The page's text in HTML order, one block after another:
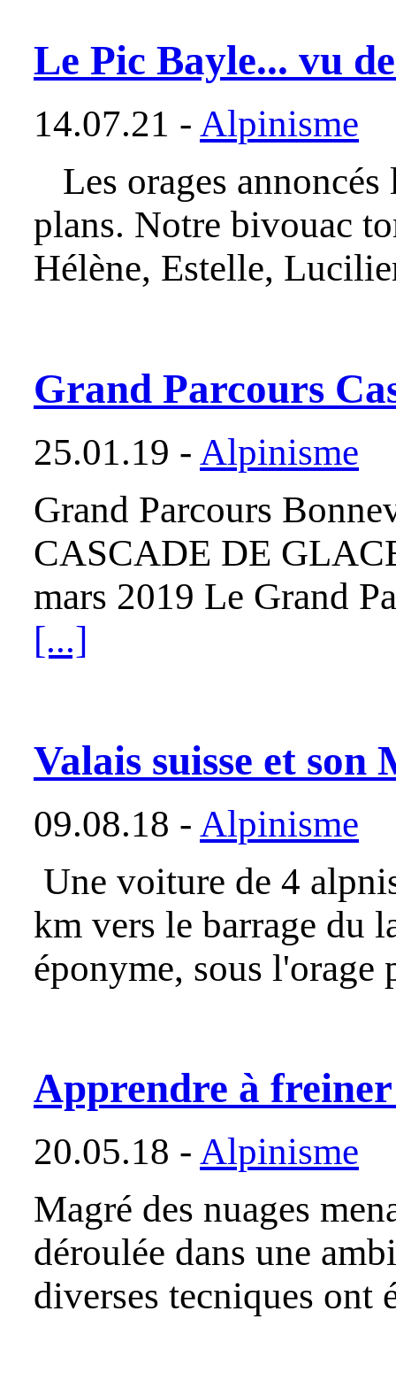
Le Pic Bayle... vu
14.07.21 - Alpinisme
Les orages
plans. Notre bivouac
Hélène, Estelle,
Grand Parcours
25.01.19 - Alpinisme
Grand Parcours
CASCADE DE
mars 2019 Le Grand
[...]
Valais suisse et son
09.08.18 - Alpinisme
Une voiture de 4
km vers le barrage du
éponyme, sous
Apprendre à
20.05.18 - Alpinisme
Magré des nuages
déroulée dans une
diverses tecniques ont